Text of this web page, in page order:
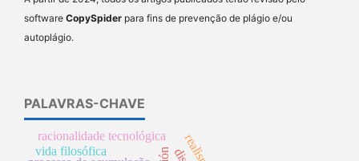
software CopySpider para fins de prevenção de plágio e/ou
autoplágio.
PALAVRAS-CHAVE
racionalidade tecnológica
vida filosófica